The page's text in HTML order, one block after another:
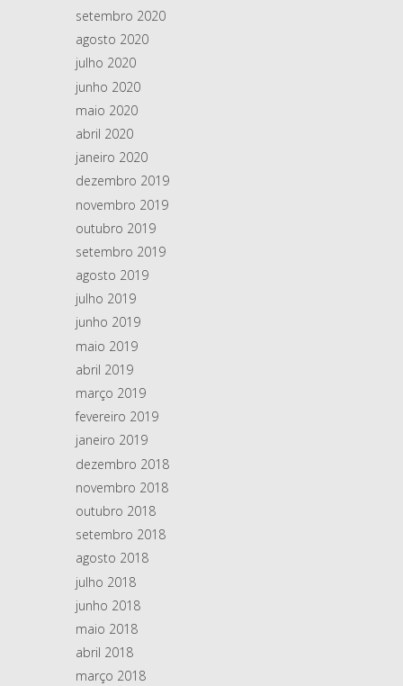
setembro 2020
agosto 2020
julho 2020
junho 2020
maio 2020
abril 2020
janeiro 2020
dezembro 2019
novembro 2019
outubro 2019
setembro 2019
agosto 2019
julho 2019
junho 2019
maio 2019
abril 2019
março 2019
fevereiro 2019
janeiro 2019
dezembro 2018
novembro 2018
outubro 2018
setembro 2018
agosto 2018
julho 2018
junho 2018
maio 2018
abril 2018
março 2018